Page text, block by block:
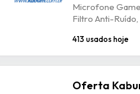
Microfone
Filtro Anti-
413 usados hoje
Oferta